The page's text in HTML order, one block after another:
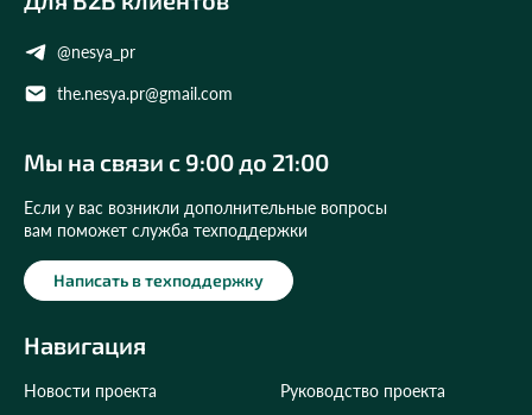
@nesya_pr
the.nesya.pr@gmail.com
Навигация
Новости проекта Руководство проекта
Мы на связи с 9:00 до 21:00
Если у вас возникли дополнительные вопросы
вам поможет служба техподдержки
Написать в техподдержку